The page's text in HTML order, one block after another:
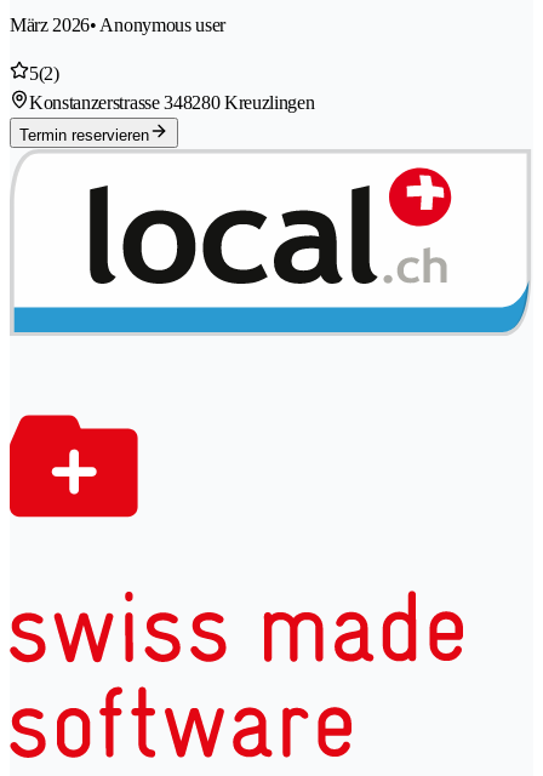
März 2026• Anonymous user
5(2)
Konstanzerstrasse 348280 Kreuzlingen
Termin reservieren